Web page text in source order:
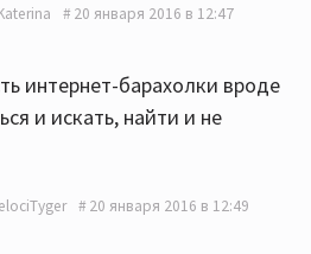
20 января 2016 в 12:47
интернет-барахолки вроде
и искать, найти и не
20 января 2016 в 12:49